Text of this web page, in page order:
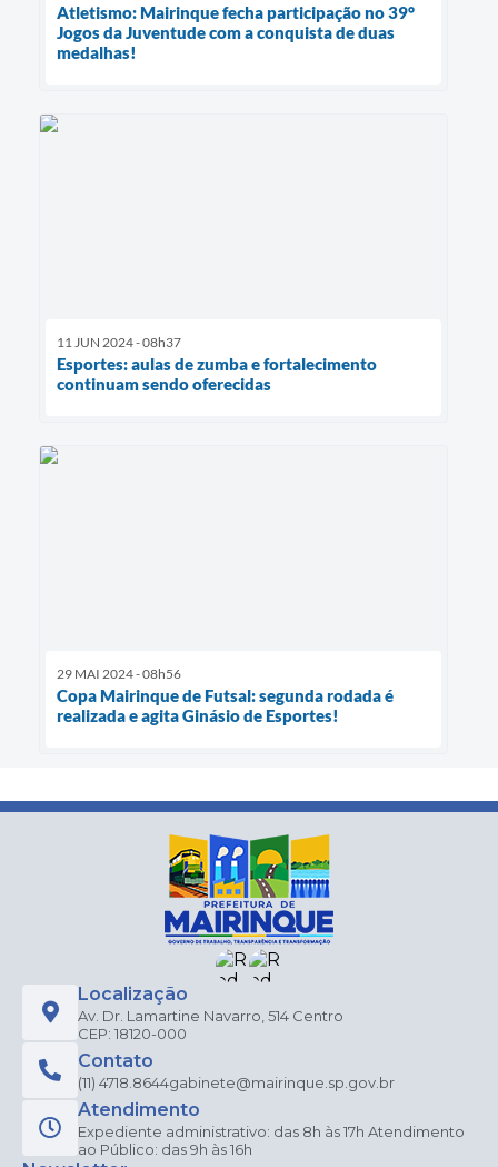
Atletismo: Mairinque fecha participação no 39°
Jogos da Juventude com a conquista de duas
medalhas!
11 JUN 2024 - 08h37
Esportes: aulas de zumba e fortalecimento
continuam sendo oferecidas
29 MAI 2024 - 08h56
Copa Mairinque de Futsal: segunda rodada é
realizada e agita Ginásio de Esportes!
Localização
Av. Dr. Lamartine Navarro, 514 Centro
CEP: 18120-000
Contato
(11) 4718.8644gabinete@mairinque.sp.gov.br
Atendimento
Expediente administrativo: das 8h às 17h Atendimento
ao Público: das 9h às 16h